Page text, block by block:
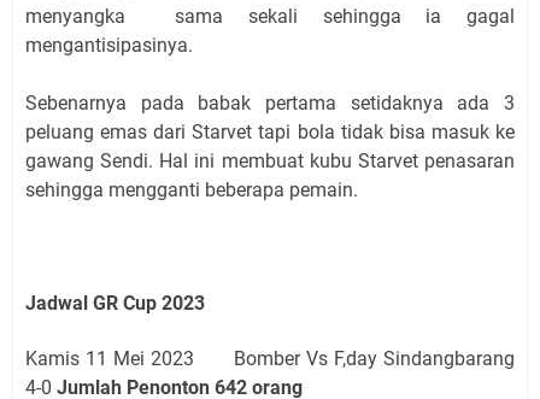
menyangka sama sekali sehingga ia gagal
mengantisipasinya.
Sebenarnya pada babak pertama setidaknya ada 3
peluang emas dari Starvet tapi bola tidak bisa masuk ke
gawang Sendi. Hal ini membuat kubu Starvet penasaran
sehingga mengganti beberapa pemain.
Jadwal GR Cup 2023
Kamis 11 Mei 2023 Bomber Vs F,day Sindangbarang
4-0 Jumlah Penonton 642 orang